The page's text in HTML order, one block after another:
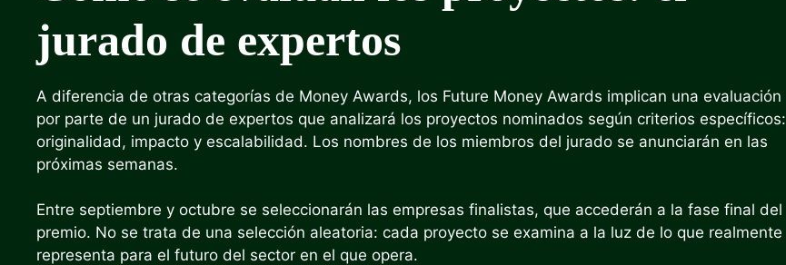
jurado de expertos
A diferencia de otras categorías de Money Awards, los Future Money Awards implican una evaluación
por parte de un jurado de expertos que analizará los proyectos nominados según criterios específicos:
originalidad, impacto y escalabilidad. Los nombres de los miembros del jurado se anunciarán en las
próximas semanas.
Entre septiembre y octubre se seleccionarán las empresas finalistas, que accederán a la fase final del
premio. No se trata de una selección aleatoria: cada proyecto se examina a la luz de lo que realmente
representa para el futuro del sector en el que opera.